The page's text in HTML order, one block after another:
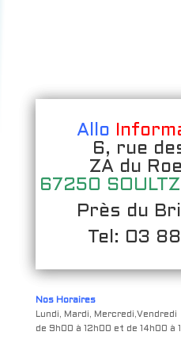
Allo
6, rue
ZA du
67250
Près du
Tel: 03
Nos Horaires
Lundi, Mardi, Mercredi,Vendredi
de 9h00 à 12h00 et de 14h00 à